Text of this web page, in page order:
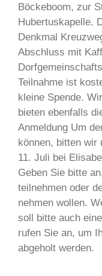
Böckeboom, zur
Hubertuskapelle.
Denkmal
Abschluss mit
Teilnahme ist
kleine Spende.
bieten ebenfalls
Anmeldung Um
können, bitten wir
11. Juli bei
Geben Sie bitte
teilnehmen oder
nehmen wollen.
soll bitte auch
rufen Sie an, um
abgeholt werden.